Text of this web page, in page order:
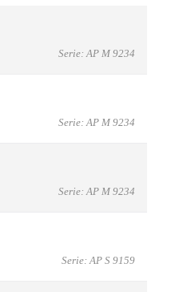
Serie: AP M 9234
Serie: AP M 9234
Serie: AP M 9234
Serie: AP S 9159